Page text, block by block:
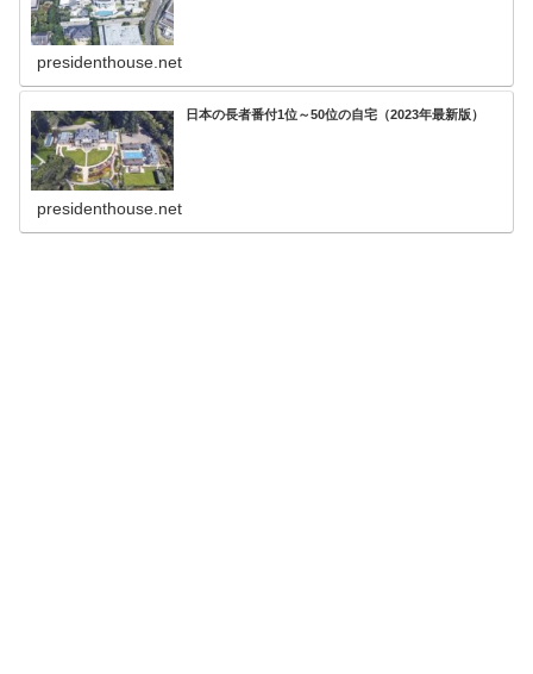
presidenthouse.net
日本の長者番付1位～50位の自宅（2023年最新版）
presidenthouse.net